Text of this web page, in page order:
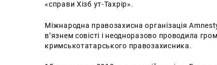
«справи Хізб ут-Тахрір».
Міжнародна правозахисна організація
в’язнем совісті і неодноразово проводила
кримськотатарського правозахисника.